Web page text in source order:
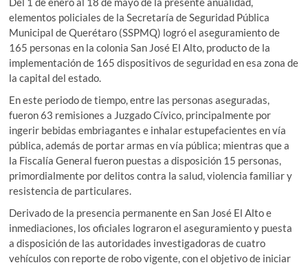
elementos policiales de la Secretaría de Seguridad Pública
Municipal de Querétaro (SSPMQ) logró el aseguramiento de
165 personas en la colonia San José El Alto, producto de la
implementación de 165 dispositivos de seguridad en esa zona de
la capital del estado.
En este periodo de tiempo, entre las personas aseguradas,
fueron 63 remisiones a Juzgado Cívico, principalmente por
ingerir bebidas embriagantes e inhalar estupefacientes en vía
pública, además de portar armas en vía pública; mientras que a
la Fiscalía General fueron puestas a disposición 15 personas,
primordialmente por delitos contra la salud, violencia familiar y
resistencia de particulares.
Derivado de la presencia permanente en San José El Alto e
inmediaciones, los oficiales lograron el aseguramiento y puesta
a disposición de las autoridades investigadoras de cuatro
vehículos con reporte de robo vigente, con el objetivo de iniciar